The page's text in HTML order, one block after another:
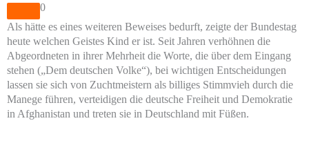
0
Als hätte es eines weiteren Beweises bedurft, zeigte der Bundestag
heute welchen Geistes Kind er ist. Seit Jahren verhöhnen die
Abgeordneten in ihrer Mehrheit die Worte, die über dem Eingang
stehen („Dem deutschen Volke“), bei wichtigen Entscheidungen
lassen sie sich von Zuchtmeistern als billiges Stimmvieh durch die
Manege führen, verteidigen die deutsche Freiheit und Demokratie
in Afghanistan und treten sie in Deutschland mit Füßen.